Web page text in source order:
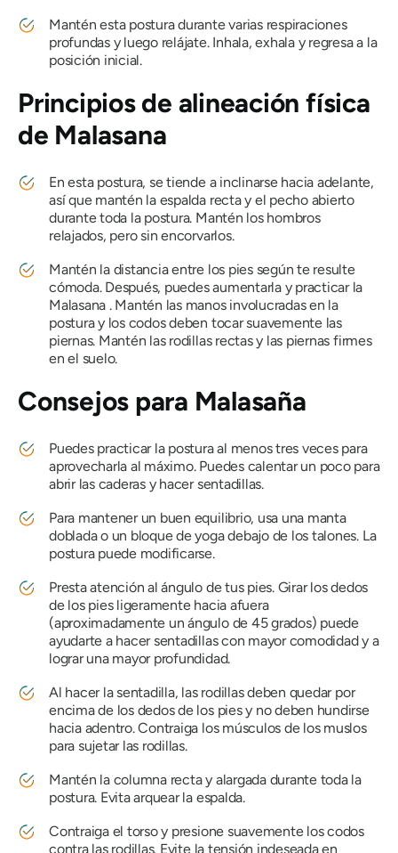
Mantén esta postura durante varias respiraciones
profundas y luego relájate. Inhala, exhala y regresa a la
posición inicial.
Principios de alineación física
de Malasana
En esta postura, se tiende a inclinarse hacia adelante,
así que mantén la espalda recta y el pecho abierto
durante toda la postura. Mantén los hombros
relajados, pero sin encorvarlos.
Mantén la distancia entre los pies según te resulte
cómoda. Después, puedes aumentarla y practicar la
Malasana . Mantén las manos involucradas en la
postura y los codos deben tocar suavemente las
piernas. Mantén las rodillas rectas y las piernas firmes
en el suelo.
Consejos para Malasaña
Puedes practicar la postura al menos tres veces para
aprovecharla al máximo. Puedes calentar un poco para
abrir las caderas y hacer sentadillas.
Para mantener un buen equilibrio, usa una manta
doblada o un bloque de yoga debajo de los talones. La
postura puede modificarse.
Presta atención al ángulo de tus pies. Girar los dedos
de los pies ligeramente hacia afuera
(aproximadamente un ángulo de 45 grados) puede
ayudarte a hacer sentadillas con mayor comodidad y a
lograr una mayor profundidad.
Al hacer la sentadilla, las rodillas deben quedar por
encima de los dedos de los pies y no deben hundirse
hacia adentro. Contraiga los músculos de los muslos
para sujetar las rodillas.
Mantén la columna recta y alargada durante toda la
postura. Evita arquear la espalda.
Contraiga el torso y presione suavemente los codos
contra las rodillas. Evite la tensión indeseada en